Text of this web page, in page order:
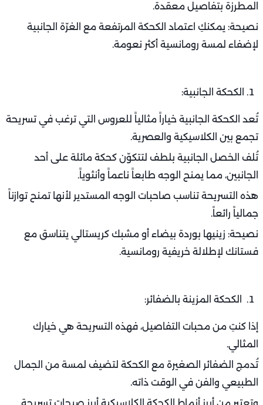
المطرزة بتفاصيل معقدة.
نصيحة: يمكنكِ اعتماد الكحكة المرتفعة مع الغرّة الجانبية
لإضفاء لمسة رومانسية أكثر نعومة.
الكحكة الجانبية:
تُعد الكحكة الجانبية خياراً مثالياً للعروس التي ترغب في تسريحة
تجمع بين الكلاسيكية والعصرية.
تُلف الخصل الجانبية بلطف لتتكوّن كحكة مائلة على أحد
الجانبين، مما يمنح الوجه طابعاً ناعماً وأنثوياً.
هذه التسريحة تناسب صاحبات الوجه المستدير لأنها تمنح توازناً
جمالياً رائعاً.
نصيحة: زينيها بوردة بيضاء أو مشبك كريستالي يتناسق مع
فستانك لإطلالة خريفية رومانسية.
الكحكة المزينة بالضفائر:
إذا كنتِ من محبات التفاصيل، فهذه التسريحة هي خيارك
المثالي.
تُدمج الضفائر الصغيرة مع الكحكة لتضيف لمسة من الجمال
الطبيعي والفن في الوقت ذاته.